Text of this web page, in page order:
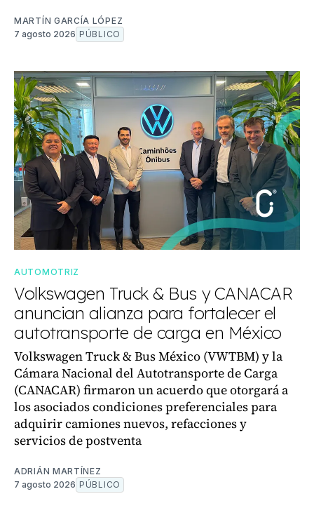
MARTÍN GARCÍA LÓPEZ
7 agosto 2026 PÚBLICO
AUTOMOTRIZ
Volkswagen Truck & Bus y CANACAR
anuncian alianza para fortalecer el
autotransporte de carga en México
Volkswagen Truck & Bus México (VWTBM) y la
Cámara Nacional del Autotransporte de Carga
(CANACAR) firmaron un acuerdo que otorgará a
los asociados condiciones preferenciales para
adquirir camiones nuevos, refacciones y
servicios de postventa
ADRIÁN MARTÍNEZ
7 agosto 2026 PÚBLICO